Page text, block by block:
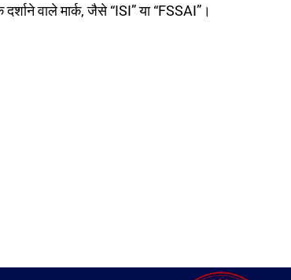
वाले मार्क, जैसे “ISI” या “FSSAI”।